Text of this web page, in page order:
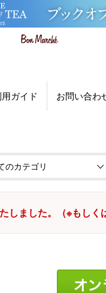
ガイド お問い合わ
しました。（※もし